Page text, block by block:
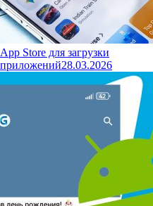
Store для загрузки
28.03.2026